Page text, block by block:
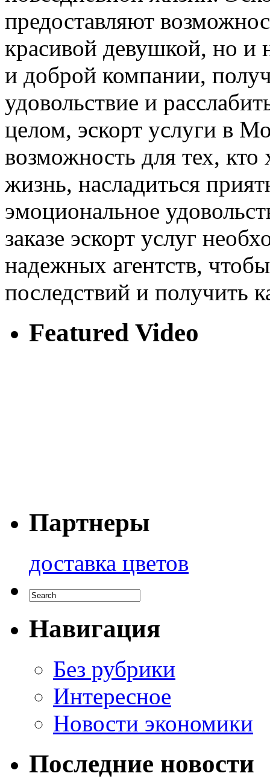
предоставляют
красивой девушкой, но и
и доброй компании,
удовольствие и
целом, эскорт услуги в
возможность для тех, кто
жизнь, насладиться
эмоциональное
заказе эскорт услуг
надежных агентств,
последствий и получить
Featured Video
Партнеры
доставка цветов
Навигация
Без рубрики
Интересное
Новости экономики
Последние новости